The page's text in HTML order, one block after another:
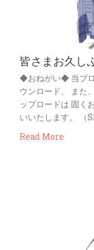
皆さまお久し
◆おねがい◆ 当ブ
ウンロード、 また
ップロードは 固く
いいたします。 （
Read More